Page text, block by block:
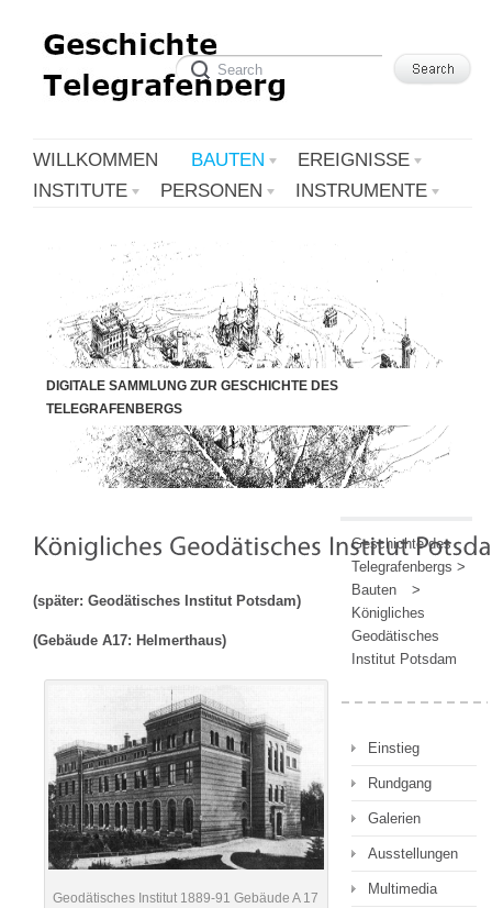
WILLKOMMEN BAUTEN
EREIGNISSE
INSTITUTE
PERSONEN INSTRUMENTE
DIGITALE SAMMLUNG ZUR GESCHICHTE DES
TELEGRAFENBERGS
(später: Geodätisches Institut Potsdam)
(Gebäude A17: Helmerthaus)
Geodätisches Institut 1889-91 Gebäude A 17
Geschichte des
Telegrafenbergs >
Bauten
>
Königliches
Geodätisches
Institut Potsdam
Einstieg
Rundgang
Galerien
Ausstellungen
Multimedia